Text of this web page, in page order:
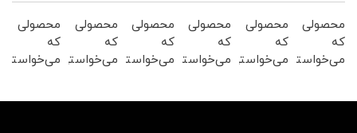
محصولی
که
می‌خواستی
محصولی
که
می‌خواستی
محصولی
که
می‌خواستی
محصولی
که
می‌خواستی
محصولی
که
می‌خواستی
محصولی
که
می‌خواستی